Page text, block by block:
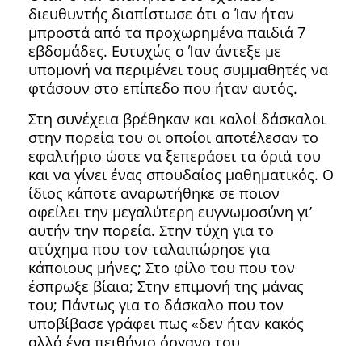
διευθυντής διαπίστωσε ότι ο Ίαν ήταν
μπροστά από τα προχωρημένα παιδιά 7
εβδομάδες. Ευτυχώς ο Ίαν άντεξε με
υπομονή να περιμένει τους συμμαθητές να
φτάσουν στο επίπεδο που ήταν αυτός.
Στη συνέχεια βρέθηκαν και καλοί δάσκαλοι
στην πορεία του οι οποίοι αποτέλεσαν το
εφαλτήριο ώστε να ξεπεράσει τα όριά του
και να γίνει ένας σπουδαίος μαθηματικός. Ο
ίδιος κάποτε αναρωτήθηκε σε ποιον
οφείλει την μεγαλύτερη ευγνωμοσύνη γι’
αυτήν την πορεία. Στην τύχη για το
ατύχημα που τον ταλαιπώρησε για
κάποιους μήνες; Στο φίλο του που τον
έσπρωξε βίαια; Στην επιμονή της μάνας
του; Πάντως για το δάσκαλο που τον
υποβίβασε γράφει πως «δεν ήταν κακός
αλλά ένα πειθήνιο όργανο του